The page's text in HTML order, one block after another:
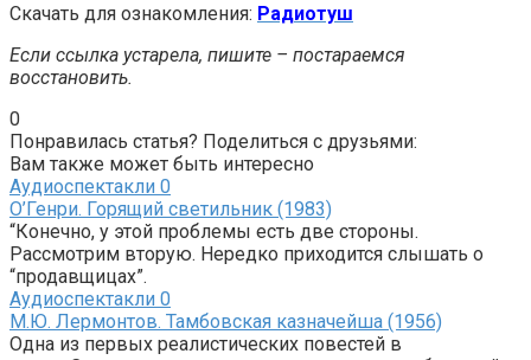
Скачать для ознакомления: Радиотуш
Если ссылка устарела, пишите – постараемся
восстановить.
0
Понравилась статья? Поделиться с друзьями:
Вам также может быть интересно
Аудиоспектакли 0
О’Генри. Горящий светильник (1983)
“Конечно, у этой проблемы есть две стороны.
Рассмотрим вторую. Нередко приходится слышать о
“продавщицах”.
Аудиоспектакли 0
М.Ю. Лермонтов. Тамбовская казначейша (1956)
Одна из первых реалистических повестей в